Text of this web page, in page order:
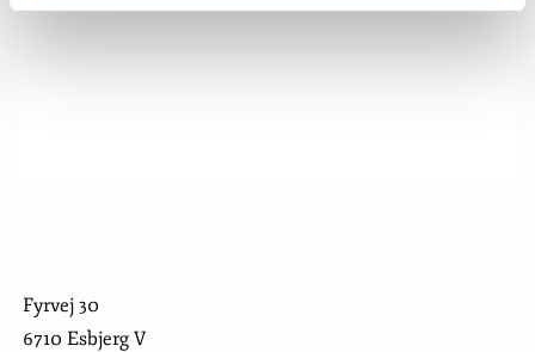
Fyrvej 30
6710 Esbjerg V